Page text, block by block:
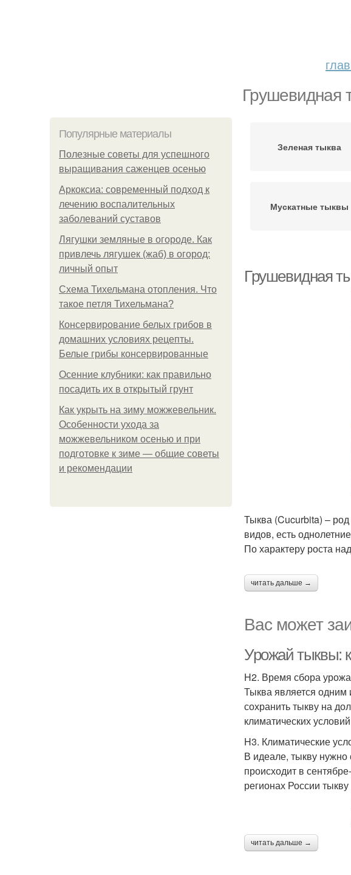
Грушевидная
Популярные материалы
Полезные советы для успешного
выращивания саженцев осенью
Аркоксиа: современный подход к
лечению воспалительных
заболеваний суставов
Лягушки земляные в огороде. Как
привлечь лягушек (жаб) в огород:
личный опыт
Схема Тихельмана отопления. Что
такое петля Тихельмана?
Консервирование белых грибов в
домашних условиях рецепты.
Белые грибы консервированные
Осенние клубники: как правильно
посадить их в открытый грунт
Как укрыть на зиму можжевельник.
Особенности ухода за
можжевельником осенью и при
подготовке к зиме — общие советы
и рекомендации
Зеленая тыква
Мускатные тыквы
Грушевидная
Тыква (Cucurbita) –
видов, есть
По характеру роста
читать дальше →
Вас может
Урожай тыквы:
H2. Время сбора
Тыква является
сохранить тыкву на
климатических
H3. Климатические
В идеале, тыкву нужно
происходит в
регионах России
читать дальше →